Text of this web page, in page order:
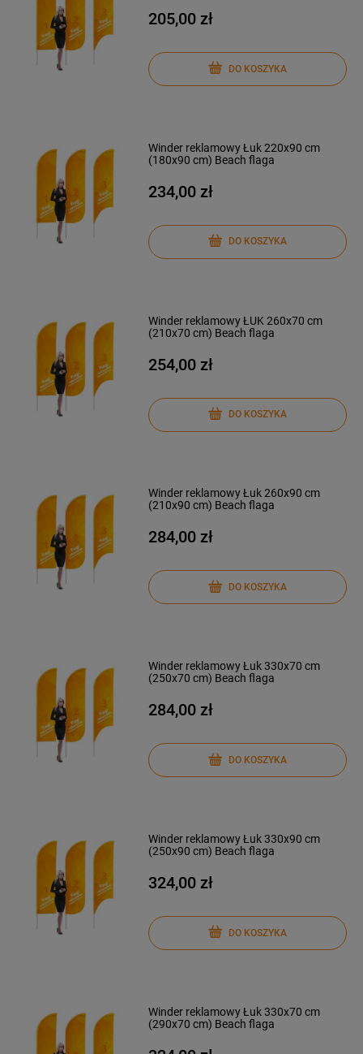
205,00 zł
DO KOSZYKA
Winder reklamowy Łuk 220x90 cm
(180x90 cm) Beach flaga
234,00 zł
DO KOSZYKA
Winder reklamowy ŁUK 260x70 cm
(210x70 cm) Beach flaga
254,00 zł
DO KOSZYKA
Winder reklamowy Łuk 260x90 cm
(210x90 cm) Beach flaga
284,00 zł
DO KOSZYKA
Winder reklamowy Łuk 330x70 cm
(250x70 cm) Beach flaga
284,00 zł
DO KOSZYKA
Winder reklamowy Łuk 330x90 cm
(250x90 cm) Beach flaga
324,00 zł
DO KOSZYKA
Winder reklamowy Łuk 330x70 cm
(290x70 cm) Beach flaga